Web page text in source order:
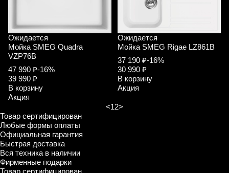
Ожидается
Мойка SMEG Quadra
VZP76B
47 990 ₽-16%
39 990 ₽
В корзину
Акция
Ожидается
Мойка SMEG Rigae LZ861B
37 190 ₽-16%
30 990 ₽
В корзину
Акция
<12>
Товар сертифицирован
Любые формы оплаты
Официальная гарантия
Быстрая доставка
Вся техника в наличии
Фирменные подарки
Товар сертифицирован